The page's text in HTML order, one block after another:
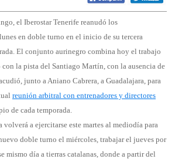
el Iberostar Tenerife reanudó los
en doble turno en el inicio de su tercera
El conjunto aurinegro combina hoy el trabajo
la pista del Santiago Martín, con la ausencia de
junto a Aniano Cabrera, a Guadalajara, para
reunión arbitral con entrenadores y directores
de cada temporada.
volverá a ejercitarse este martes al mediodía para
doble turno el miércoles, trabajar el jueves por
mismo día a tierras catalanas, donde a partir del